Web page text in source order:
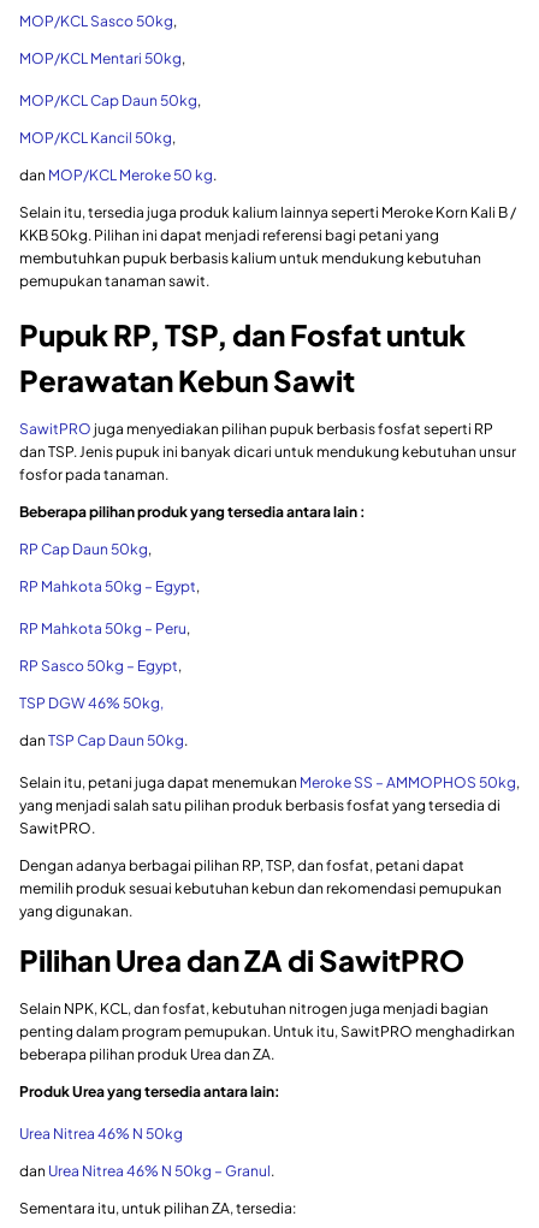
MOP/KCL Sasco 50kg,
MOP/KCL Mentari 50kg,
MOP/KCL Cap Daun 50kg,
MOP/KCL Kancil 50kg,
dan MOP/KCL Meroke 50 kg.
Selain itu, tersedia juga produk kalium lainnya seperti Meroke Korn Kali B /
KKB 50kg. Pilihan ini dapat menjadi referensi bagi petani yang
membutuhkan pupuk berbasis kalium untuk mendukung kebutuhan
pemupukan tanaman sawit.
Pupuk RP, TSP, dan Fosfat untuk
Perawatan Kebun Sawit
SawitPRO juga menyediakan pilihan pupuk berbasis fosfat seperti RP
dan TSP. Jenis pupuk ini banyak dicari untuk mendukung kebutuhan unsur
fosfor pada tanaman.
Beberapa pilihan produk yang tersedia antara lain :
RP Cap Daun 50kg,
RP Mahkota 50kg – Egypt,
RP Mahkota 50kg – Peru,
RP Sasco 50kg – Egypt,
TSP DGW 46% 50kg,
dan TSP Cap Daun 50kg.
Selain itu, petani juga dapat menemukan Meroke SS – AMMOPHOS 50kg,
yang menjadi salah satu pilihan produk berbasis fosfat yang tersedia di
SawitPRO.
Dengan adanya berbagai pilihan RP, TSP, dan fosfat, petani dapat
memilih produk sesuai kebutuhan kebun dan rekomendasi pemupukan
yang digunakan.
Pilihan Urea dan ZA di SawitPRO
Selain NPK, KCL, dan fosfat, kebutuhan nitrogen juga menjadi bagian
penting dalam program pemupukan. Untuk itu, SawitPRO menghadirkan
beberapa pilihan produk Urea dan ZA.
Produk Urea yang tersedia antara lain:
Urea Nitrea 46% N 50kg
dan Urea Nitrea 46% N 50kg – Granul.
Sementara itu, untuk pilihan ZA, tersedia: